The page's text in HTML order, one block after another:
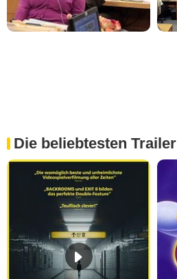
Die beliebtesten Trailer